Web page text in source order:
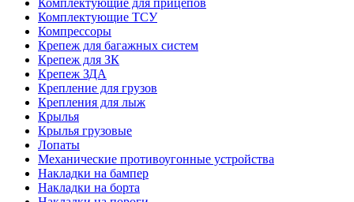
Комплектующие для прицепов
Комплектующие ТСУ
Компрессоры
Крепеж для багажных систем
Крепеж для ЗК
Крепеж ЗДА
Крепление для грузов
Крепления для лыж
Крылья
Крылья грузовые
Лопаты
Механические противоугонные устройства
Накладки на бампер
Накладки на борта